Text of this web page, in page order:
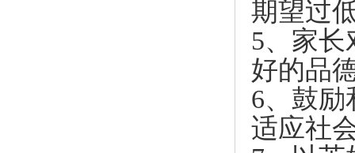
期望过
5、家
好的品
6、鼓
适应社